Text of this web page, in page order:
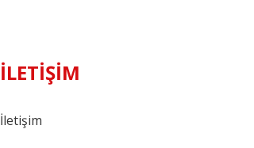
İLETİŞİM
İletişim